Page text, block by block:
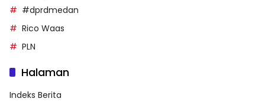
#dprdmedan
Rico Waas
PLN
Halaman
Indeks Berita